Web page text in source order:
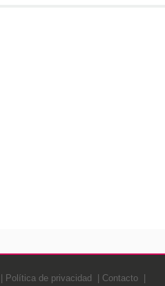
Política de privacidad Contacto